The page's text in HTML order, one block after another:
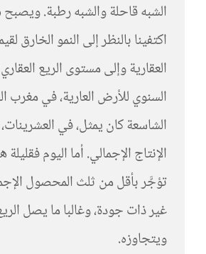
الشبه قاحلة والشبه رطبة.
اكتفينا بالنظر إلى النمو الخارق
العقارية وإلى مستوى الريع
السنوي للأرض العارية، في مغرب
الشاسعة كان يمثل، في
الإنتاج الإجمالي. أما اليوم
تؤجَّر بأقل من ثلث المحصول
غير ذات جودة، وغالبا ما يصل
ويتجاوزه.